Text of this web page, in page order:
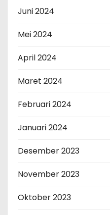
Juni 2024
Mei 2024
April 2024
Maret 2024
Februari 2024
Januari 2024
Desember 2023
November 2023
Oktober 2023